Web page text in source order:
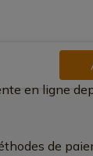
en ligne
de